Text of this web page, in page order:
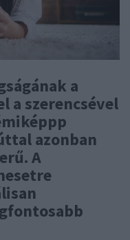
a
a szerencsével
azonban
A